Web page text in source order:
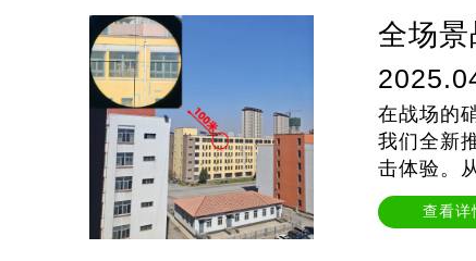
全场
在战场的
我们全新
击体验。
查看详